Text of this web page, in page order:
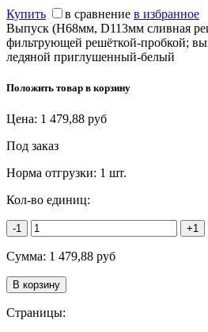
Купить в сравнение в избранное
Выпуск (H68мм, D113мм сливная
фильтрующей решёткой-пробкой;
ледяной приглушенный-белый
Положить товар в корзину
Цена: 1 479,88 руб
Под заказ
Норма отгрузки: 1 шт.
Кол-во единиц:
-1 +1
Сумма: 1 479,88 руб
Страницы: